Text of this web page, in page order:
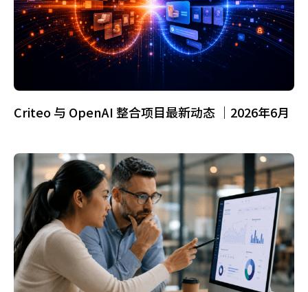
Criteo 与 OpenAI 整合项目最新动态 ｜2026年6月